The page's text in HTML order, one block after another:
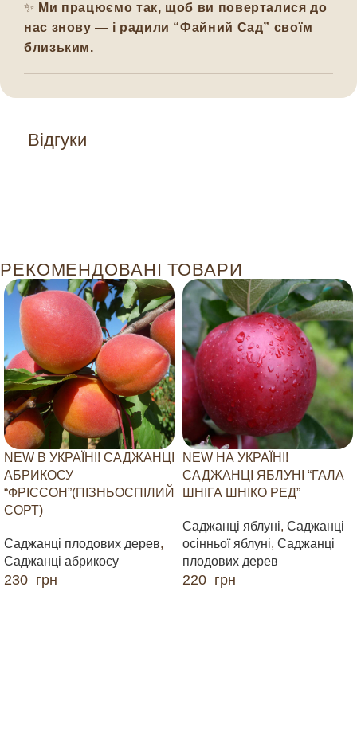
Відгуки
✨ Ми працюємо так, щоб ви поверталися до
нас знову — і радили “Файний Сад” своїм
близьким.
РЕКОМЕНДОВАНІ ТОВАРИ
NEW В УКРАЇНІ! САДЖАНЦІ
АБРИКОСУ
“ФРІССОН”(ПІЗНЬОСПІЛИЙ
СОРТ)
Саджанці плодових дерев,
Саджанці абрикосу
230 грн
NEW НА УКРАЇНІ!
САДЖАНЦІ ЯБЛУНІ “ГАЛА
ШНІГА ШНІКО РЕД”
Саджанці яблуні, Саджанці
осінньої яблуні, Саджанці
плодових дерев
220 грн